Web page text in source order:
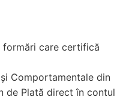
formări care certifică
Comportamentale din
de Plată direct în contul